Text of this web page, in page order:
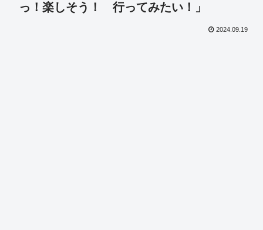
っ！楽しそう！ 行ってみたい！」
2024.09.19